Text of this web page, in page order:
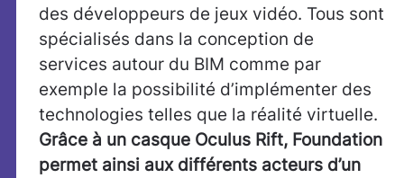
des développeurs de jeux vidéo. Tous sont
spécialisés dans la conception de
services autour du BIM comme par
exemple la possibilité d’implémenter des
technologies telles que la réalité virtuelle.
Grâce à un casque Oculus Rift, Foundation
permet ainsi aux différents acteurs d’un